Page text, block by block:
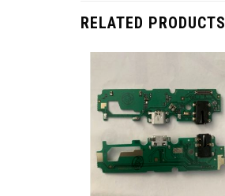
RELATED PRODUCTS